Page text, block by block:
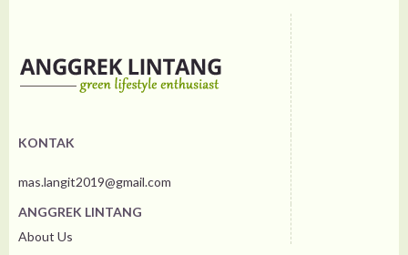
KONTAK
mas.langit2019@gmail.com
ANGGREK LINTANG
About Us